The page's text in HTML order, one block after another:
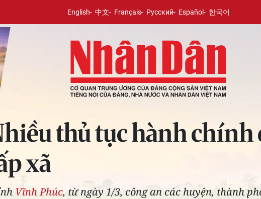
English 中文 Français Русский Español 한국어
thủ tục hành chính
xã
Vĩnh Phúc, từ ngày 1/3, công an các huyện, thành